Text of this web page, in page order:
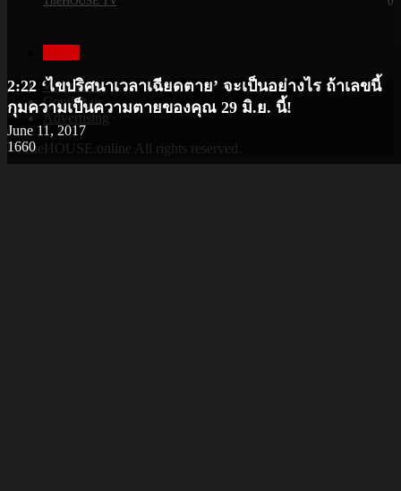
2:22 ‘ไขปริศนาเวลาเฉียดตาย’ จะเป็นอย่างไร ถ้าเลขนี้
กุมความเป็นความตายของคุณ 29 มิ.ย. นี้!
June 11, 2017
1660
Webmaster
Contact us
Advertising
© TheHOUSE.online All rights reserved.